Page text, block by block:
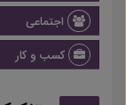
اجتماعی
کسب و کار